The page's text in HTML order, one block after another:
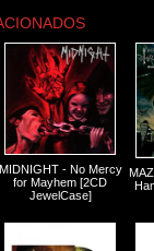
MIDNIGHT - No Mercy
for Mayhem [2CD
JewelCase]